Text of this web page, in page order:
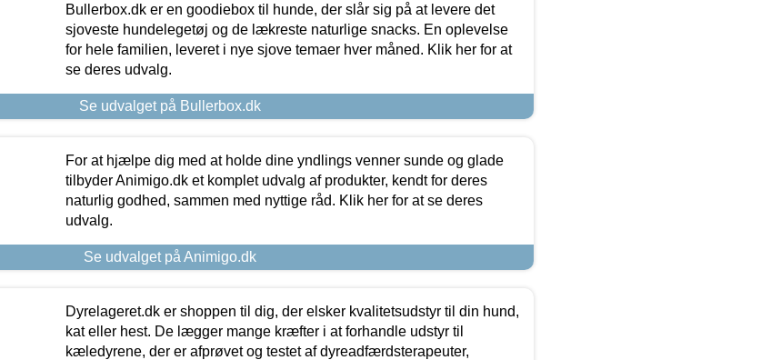
Bullerbox.dk er en goodiebox til hunde, der slår sig på at levere det
sjoveste hundelegetøj og de lækreste naturlige snacks. En oplevelse
for hele familien, leveret i nye sjove temaer hver måned. Klik her for at
se deres udvalg.
Se udvalget på Bullerbox.dk
For at hjælpe dig med at holde dine yndlings venner sunde og glade
tilbyder Animigo.dk et komplet udvalg af produkter, kendt for deres
naturlig godhed, sammen med nyttige råd. Klik her for at se deres
udvalg.
Se udvalget på Animigo.dk
Dyrelageret.dk er shoppen til dig, der elsker kvalitetsudstyr til din hund,
kat eller hest. De lægger mange kræfter i at forhandle udstyr til
kæledyrene, der er afprøvet og testet af dyreadfærdsterapeuter,